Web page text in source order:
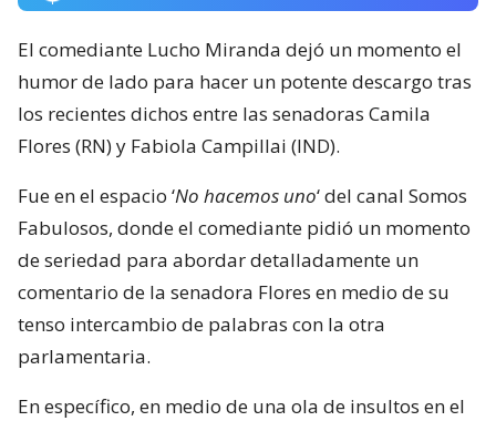
El comediante Lucho Miranda dejó un momento el
humor de lado para hacer un potente descargo tras
los recientes dichos entre las senadoras Camila
Flores (RN) y Fabiola Campillai (IND).
Fue en el espacio ‘No hacemos uno‘ del canal Somos
Fabulosos, donde el comediante pidió un momento
de seriedad para abordar detalladamente un
comentario de la senadora Flores en medio de su
tenso intercambio de palabras con la otra
parlamentaria.
En específico, en medio de una ola de insultos en el